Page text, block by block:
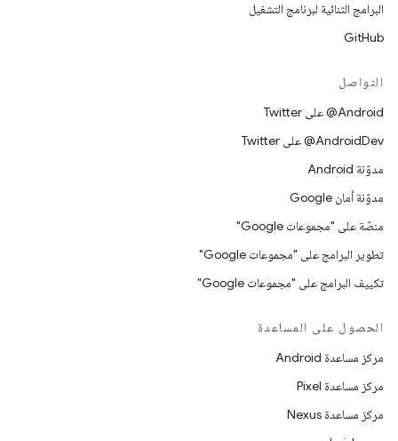
البرامج الثنائية لبرنامج التشغيل
GitHub
التواصل
‎@Android على Twitter
‎@AndroidDev على Twitter
مدوّنة Android
مدوّنة أمان Google
منصّة على "مجموعات Google"
تطوير البرامج على "مجموعات Google"
تكييف البرامج على "مجموعات Google"
الحصول على المساعدة
مركز مساعدة Android
مركز مساعدة Pixel
مركز مساعدة Nexus